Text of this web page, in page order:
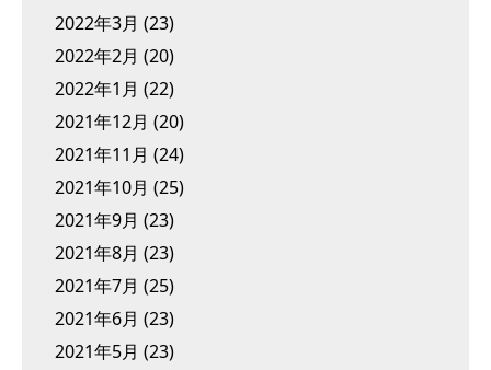
2022年3月 (23)
2022年2月 (20)
2022年1月 (22)
2021年12月 (20)
2021年11月 (24)
2021年10月 (25)
2021年9月 (23)
2021年8月 (23)
2021年7月 (25)
2021年6月 (23)
2021年5月 (23)